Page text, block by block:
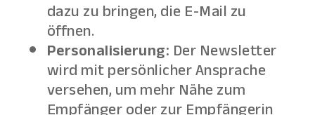
dazu zu bringen, die E-Mail zu
öffnen.
Personalisierung:Der Newsletter
wird mit persönlicher Ansprache
versehen, um mehr Nähe zum
Empfänger oder zur Empfängerin